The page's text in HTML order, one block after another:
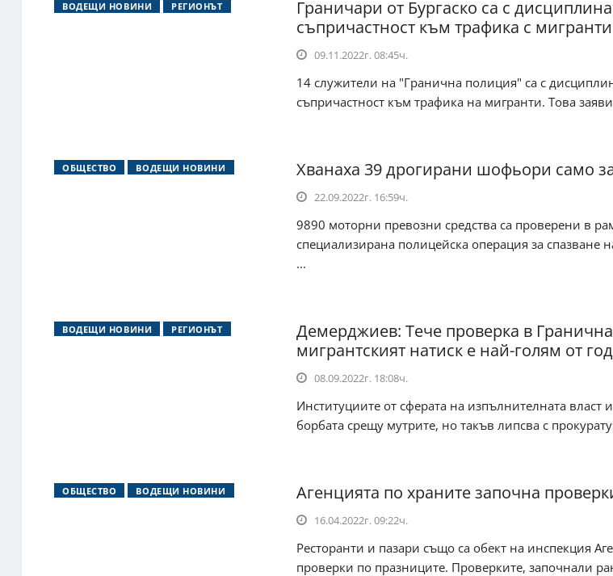
ВОДЕЩИ НОВИНИ РЕГИОНЪТ
Граничари от Бургаско са с
съпричастност към трафика с мигранти
09.11.2022г. 08:45ч.
14 служители на "Гранична полиция" са с
съпричастност към трафика на мигранти. Това
ОБЩЕСТВО ВОДЕЩИ НОВИНИ Хванаха 39 дрогирани шофьори само
22.09.2022г. 16:59ч.
9890 моторни превозни средства са проверени в
специализирана полицейска операция за спазване
...
ВОДЕЩИ НОВИНИ РЕГИОНЪТ
Демерджиев: Тече проверка в
мигрантският натиск е най-голям от
08.09.2022г. 18:08ч.
Институциите от сферата на изпълнителната власт
борбата срещу мутрите, но такъв липсва с
ОБЩЕСТВО ВОДЕЩИ НОВИНИ Агенцията по храните започна
16.04.2022г. 09:22ч.
Ресторанти и пазари също са обект на инспекция
проверки по празниците. Проверките, започнали